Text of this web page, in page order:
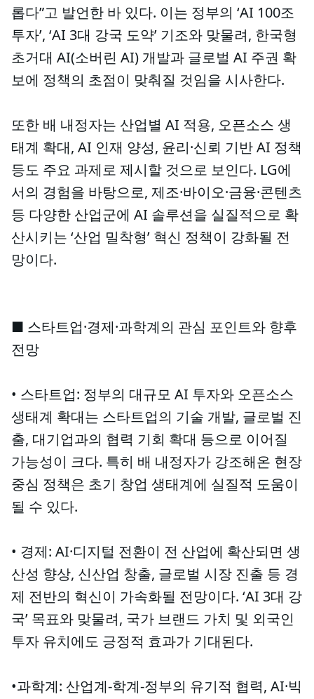
롭다”고 발언한 바 있다. 이는 정부의 ‘AI 100조
투자’, ‘AI 3대 강국 도약’ 기조와 맞물려, 한국형
초거대 AI(소버린 AI) 개발과 글로벌 AI 주권 확
보에 정책의 초점이 맞춰질 것임을 시사한다.
또한 배 내정자는 산업별 AI 적용, 오픈소스 생
태계 확대, AI 인재 양성, 윤리·신뢰 기반 AI 정책
등도 주요 과제로 제시할 것으로 보인다. LG에
서의 경험을 바탕으로, 제조·바이오·금융·콘텐츠
등 다양한 산업군에 AI 솔루션을 실질적으로 확
산시키는 ‘산업 밀착형’ 혁신 정책이 강화될 전
망이다.
■ 스타트업·경제·과학계의 관심 포인트와 향후
전망
• 스타트업: 정부의 대규모 AI 투자와 오픈소스
생태계 확대는 스타트업의 기술 개발, 글로벌 진
출, 대기업과의 협력 기회 확대 등으로 이어질
가능성이 크다. 특히 배 내정자가 강조해온 현장
중심 정책은 초기 창업 생태계에 실질적 도움이
될 수 있다.
• 경제: AI·디지털 전환이 전 산업에 확산되면 생
산성 향상, 신산업 창출, 글로벌 시장 진출 등 경
제 전반의 혁신이 가속화될 전망이다. ‘AI 3대 강
국’ 목표와 맞물려, 국가 브랜드 가치 및 외국인
투자 유치에도 긍정적 효과가 기대된다.
•과학계: 산업계-학계-정부의 유기적 협력, AI·빅